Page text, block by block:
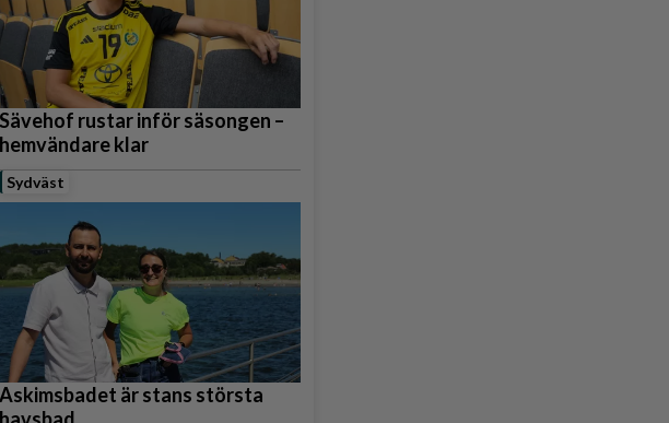
Sävehof rustar inför säsongen –
hemvändare klar
Sydväst
Askimsbadet är stans största